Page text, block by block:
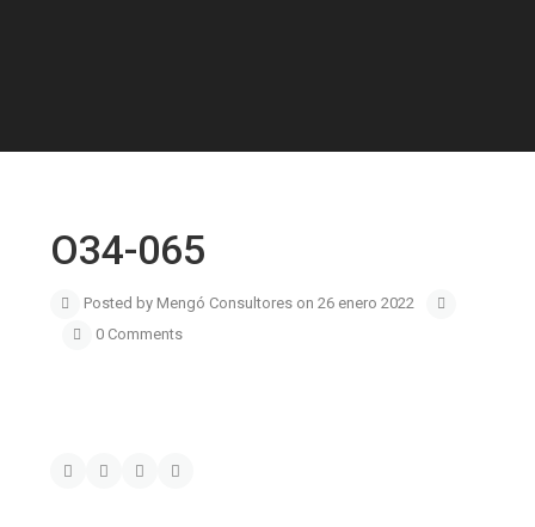
O34-065
Posted by Mengó Consultores on 26 enero 2022
0 Comments